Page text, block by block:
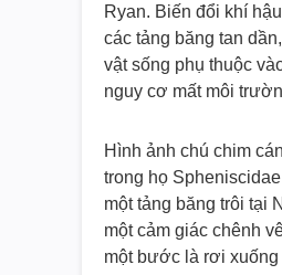
Ryan. Biến đổi khí
các tảng băng tan
vật sống phụ thuộc
nguy cơ mất môi
Hình ảnh chú chim
trong họ
một tảng băng trôi tại
một cảm giác chênh
một bước là rơi